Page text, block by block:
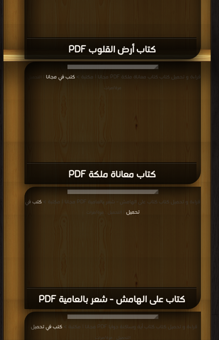
كتاب أرض القلوب PDF
كتاب معاناة ملكة PDF
قراءة و تحميل كتاب كتاب معاناة ملكة PDF مجانا | مكتبة > كتب في مجانا | التحميل :
مرة/مرات
كتاب على الهامش - شعر بالعامية PDF
قراءة و تحميل كتاب كتاب على الهامش - شعر بالعامية PDF مجانا | مكتبة >
كتب في
تحميل
| التحميل : مرة/مرات
قراءة و تحميل كتاب كتاب أية وساكنة جوايا PDF مجانا | مكتبة > كتب في تحميل
التحميل : مرة/مرات